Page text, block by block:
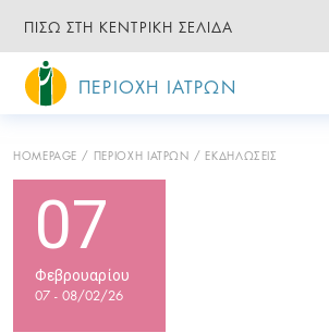
ΠΙΣΩ ΣΤΗ ΚΕΝΤΡΙΚΗ ΣΕΛΙΔΑ
ΠΕΡΙΟΧΗ ΙΑΤΡΩΝ
HOMEPAGE ΠΕΡΙΟΧΗ ΙΑΤΡΩΝ ΕΚΔΗΛΩΣΕΙΣ
07
Φεβρουαρίου
07 - 08/02/26